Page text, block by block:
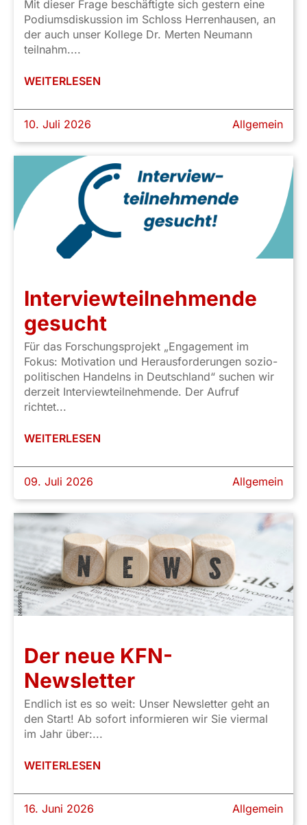
Mit dieser Frage beschäftigte sich gestern eine
Podiumsdiskussion im Schloss Herrenhausen, an
der auch unser Kollege Dr. Merten Neumann
teilnahm....
WEITERLESEN
10. Juli 2026 Allgemein
Interviewteilnehmende
gesucht
Für das Forschungsprojekt „Engagement im
Fokus: Motivation und Herausforderungen sozio-
politischen Handelns in Deutschland“ suchen wir
derzeit Interviewteilnehmende. Der Aufruf
richtet...
WEITERLESEN
09. Juli 2026 Allgemein
Der neue KFN-
Newsletter
Endlich ist es so weit: Unser Newsletter geht an
den Start! Ab sofort informieren wir Sie viermal
im Jahr über:...
WEITERLESEN
16. Juni 2026 Allgemein